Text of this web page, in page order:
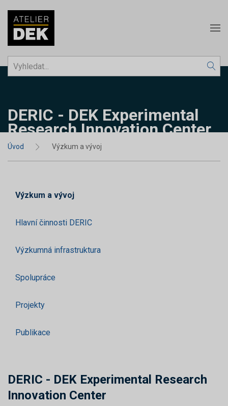
DERIC - DEK Experimental
Research Innovation Center
Úvod Výzkum a vývoj
Výzkum a vývoj
Hlavní činnosti DERIC
Výzkumná infrastruktura
Spolupráce
Projekty
Publikace
DERIC - DEK Experimental Research
Innovation Center